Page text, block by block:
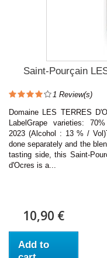
Saint-Pourçain
1 Review(s)
Domaine LES TERRES
LabelGrape varieties:
2023 (Alcohol : 13 % /
done separately and the
tasting side, this Saint-
d'Ocres is a...
10,90 €
Add to